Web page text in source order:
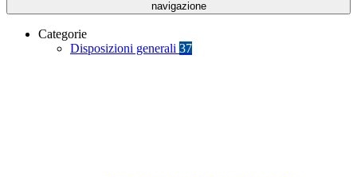
navigazione
Categorie
Disposizioni generali 37